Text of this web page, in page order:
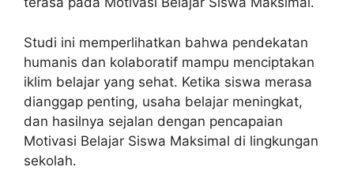
Studi ini memperlihatkan bahwa pendekatan
humanis dan kolaboratif mampu menciptakan
iklim belajar yang sehat. Ketika siswa merasa
dianggap penting, usaha belajar meningkat,
dan hasilnya sejalan dengan pencapaian
Motivasi Belajar Siswa Maksimal di lingkungan
sekolah.